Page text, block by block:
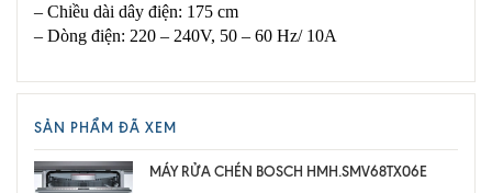
– Chiều dài dây điện: 175 cm
– Dòng điện: 220 – 240V, 50 – 60 Hz/ 10A
SẢN PHẨM ĐÃ XEM
MÁY RỬA CHÉN BOSCH HMH.SMV68TX06E